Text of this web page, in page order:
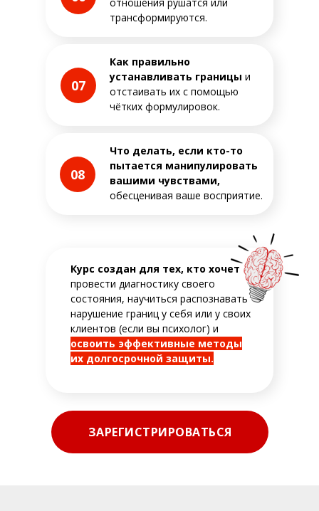
трансформируются.
Как правильно
устанавливать границы и
отстаивать их с помощью
чётких формулировок.
07
Что делать, если кто-то
пытается манипулировать
вашими чувствами,
обесценивая ваше восприятие.
08
Курс создан для тех, кто хочет
провести диагностику своего
состояния, научиться распознавать
нарушение границ у себя или у своих
клиентов (если вы психолог) и
освоить эффективные методы
их долгосрочной защиты.
ЗАРЕГИСТРИРОВАТЬСЯ